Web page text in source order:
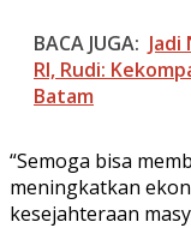
BACA JUGA:
RI, Rudi:
Batam
“Semoga bisa
meningkatkan
kesejahteraan